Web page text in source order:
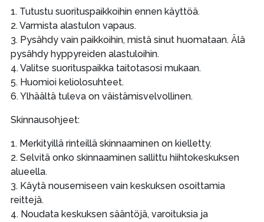
1. Tutustu suorituspaikkoihin ennen käyttöä.
2. Varmista alastulon vapaus.
3. Pysähdy vain paikkoihin, mistä sinut huomataan. Älä
pysähdy hyppyreiden alastuloihin.
4. Valitse suorituspaikka taitotasosi mukaan.
5. Huomioi keliolosuhteet.
6. Ylhäältä tuleva on väistämisvelvollinen.
Skinnausohjeet:
1. Merkityillä rinteillä skinnaaminen on kielletty.
2. Selvitä onko skinnaaminen sallittu hiihtokeskuksen
alueella.
3. Käytä nousemiseen vain keskuksen osoittamia
reittejä.
4. Noudata keskuksen sääntöjä, varoituksia ja